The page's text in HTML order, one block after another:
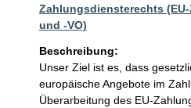
Zahlungsdiensterechts
und -VO)
Beschreibung:
Unser Ziel ist es, dass
europäische Angebote im
Überarbeitung des EU-